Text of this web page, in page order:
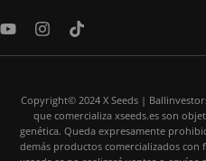
Y
u
I
s
g
r
a
T
k
o
k
Copyright© 2024 X Seeds |
que comercializa xseeds.es son
genética. Queda expresamente
demás productos comercializados con